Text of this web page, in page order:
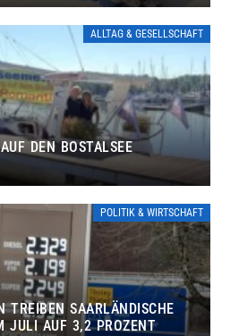
ALLTAG & GESELLSCHAFT
DEN BOSTALSEE
POLITIK & WIRTSCHAFT
TREIBEN SAARLÄNDISCHE
JULI AUF 3,2 PROZENT